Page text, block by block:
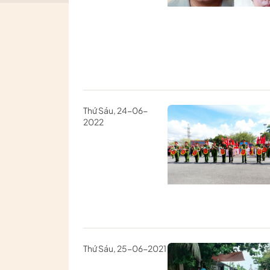
Thứ Sáu, 24-06-
2022
Thứ Sáu, 25-06-2021